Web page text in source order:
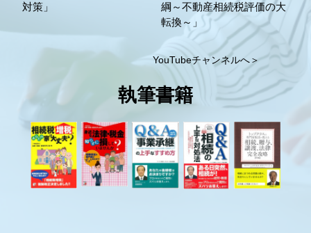
対策」
綱～不動産相続税評価の大
転換～」
YouTubeチャンネルへ＞
執筆書籍